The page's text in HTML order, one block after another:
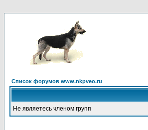
Список форумов www.nkpveo.ru
Не являетесь членом групп